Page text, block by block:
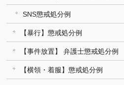
SNS懲戒処分例
【暴行】懲戒処分例
【事件放置】 弁護士懲戒処分例
【横領・着服】懲戒処分例